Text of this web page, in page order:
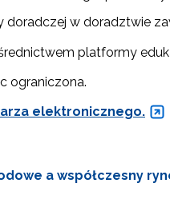
doradczej w doradztwie
platformy
ograniczona.
elektronicznego.
a współczesny
przez ORE w